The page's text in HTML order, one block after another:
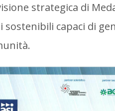
strategica di
capaci di